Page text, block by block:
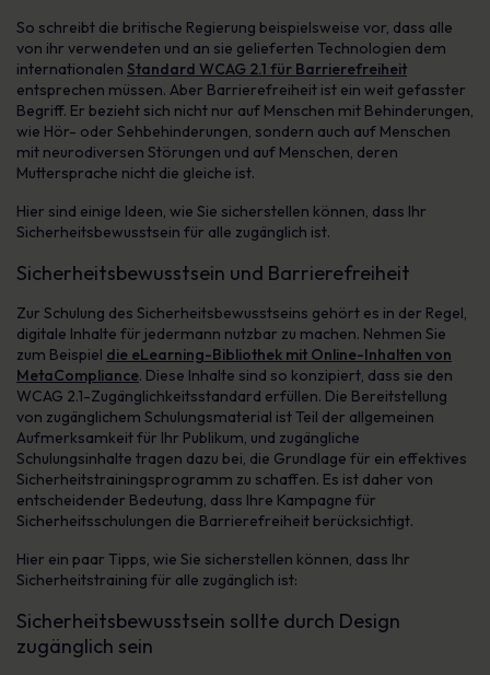
So schreibt die britische Regierung beispielsweise vor, dass alle
von ihr verwendeten und an sie gelieferten Technologien dem
internationalen Standard WCAG 2.1 für Barrierefreiheit
entsprechen müssen. Aber Barrierefreiheit ist ein weit gefasster
Begriff. Er bezieht sich nicht nur auf Menschen mit Behinderungen,
wie Hör- oder Sehbehinderungen, sondern auch auf Menschen
mit neurodiversen Störungen und auf Menschen, deren
Muttersprache nicht die gleiche ist.
Hier sind einige Ideen, wie Sie sicherstellen können, dass Ihr
Sicherheitsbewusstsein für alle zugänglich ist.
Sicherheitsbewusstsein und Barrierefreiheit
Zur Schulung des Sicherheitsbewusstseins gehört es in der Regel,
digitale Inhalte für jedermann nutzbar zu machen. Nehmen Sie
zum Beispiel die eLearning-Bibliothek mit Online-Inhalten von
MetaCompliance. Diese Inhalte sind so konzipiert, dass sie den
WCAG 2.1-Zugänglichkeitsstandard erfüllen. Die Bereitstellung
von zugänglichem Schulungsmaterial ist Teil der allgemeinen
Aufmerksamkeit für Ihr Publikum, und zugängliche
Schulungsinhalte tragen dazu bei, die Grundlage für ein effektives
Sicherheitstrainingsprogramm zu schaffen. Es ist daher von
entscheidender Bedeutung, dass Ihre Kampagne für
Sicherheitsschulungen die Barrierefreiheit berücksichtigt.
Hier ein paar Tipps, wie Sie sicherstellen können, dass Ihr
Sicherheitstraining für alle zugänglich ist:
Sicherheitsbewusstsein sollte durch Design
zugänglich sein